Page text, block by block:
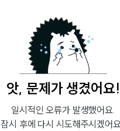
앗, 문제가 생겼어요!
일시적인 오류가 발생했어요.
잠시 후에 다시 시도해주시겠어